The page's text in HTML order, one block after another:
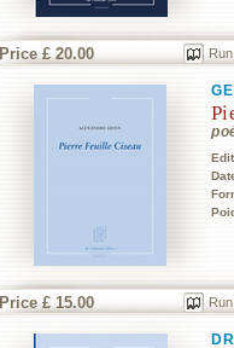
Price £ 20.00
Price £ 15.00